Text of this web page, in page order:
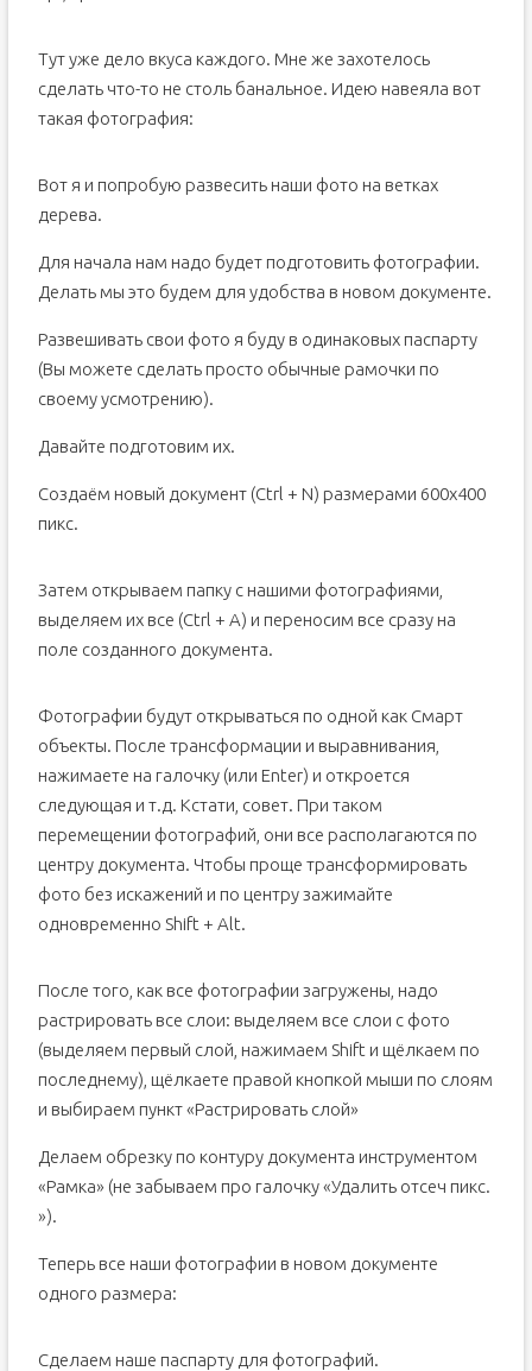
Тут уже дело вкуса каждого. Мне же захотелось
сделать что-то не столь банальное. Идею навеяла вот
такая фотография:
Вот я и попробую развесить наши фото на ветках
дерева.
Для начала нам надо будет подготовить фотографии.
Делать мы это будем для удобства в новом документе.
Развешивать свои фото я буду в одинаковых паспарту
(Вы можете сделать просто обычные рамочки по
своему усмотрению).
Давайте подготовим их.
Создаём новый документ (Ctrl + N) размерами 600х400
пикс.
Затем открываем папку с нашими фотографиями,
выделяем их все (Ctrl + A) и переносим все сразу на
поле созданного документа.
Фотографии будут открываться по одной как Смарт
объекты. После трансформации и выравнивания,
нажимаете на галочку (или Enter) и откроется
следующая и т.д. Кстати, совет. При таком
перемещении фотографий, они все располагаются по
центру документа. Чтобы проще трансформировать
фото без искажений и по центру зажимайте
одновременно Shift + Alt.
После того, как все фотографии загружены, надо
растрировать все слои: выделяем все слои с фото
(выделяем первый слой, нажимаем Shift и щёлкаем по
последнему), щёлкаете правой кнопкой мыши по слоям
и выбираем пункт «Растрировать слой»
Делаем обрезку по контуру документа инструментом
«Рамка» (не забываем про галочку «Удалить отсеч пикс.
»).
Теперь все наши фотографии в новом документе
одного размера:
Сделаем наше паспарту для фотографий.